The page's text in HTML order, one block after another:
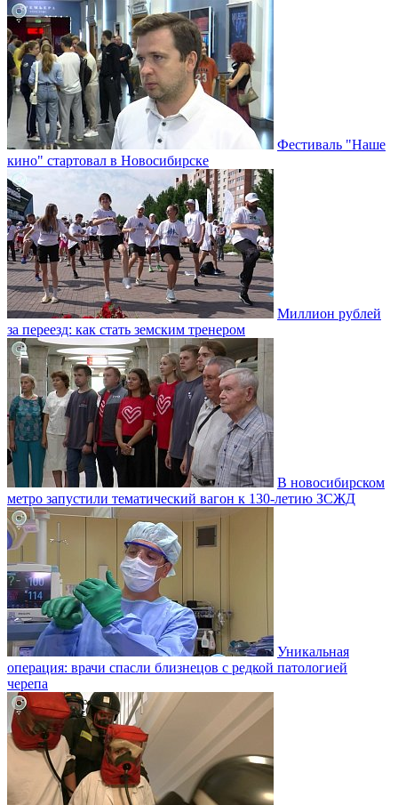
Фестиваль "Наше
кино" стартовал в Новосибирске
Миллион рублей
за переезд: как стать земским тренером
В новосибирском
метро запустили тематический вагон к 130-летию ЗСЖД
Уникальная
операция: врачи спасли близнецов с редкой патологией
черепа